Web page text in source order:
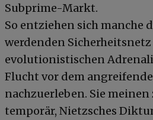
Subprime-Markt.
So entziehen sich manche
werdenden
evolutionistischen
Flucht vor dem
nachzuerleben. Sie
temporär, Nietzsches